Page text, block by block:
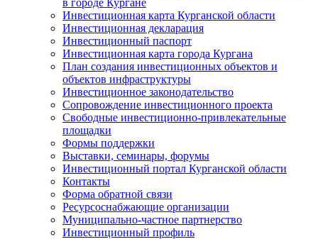
Инвестиционная карта Курганской области
Инвестиционная декларация
Инвестиционный паспорт
Инвестиционная карта города Кургана
План создания инвестиционных объектов и
объектов инфраструктуры
Инвестиционное законодательство
Сопровождение инвестиционного проекта
Свободные инвестиционно-привлекательные
площадки
Формы поддержки
Выставки, семинары, форумы
Инвестиционный портал Курганской области
Контакты
Форма обратной связи
Ресурсоснабжающие организации
Муниципально-частное партнерство
Инвестиционный профиль